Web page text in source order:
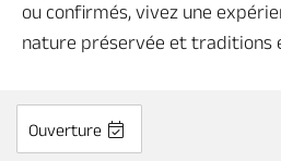
Idées séjours
Anjou vert
ou confirmés, vivez une
nature préservée et traditions
Ouverture